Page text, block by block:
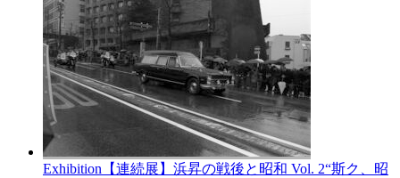
Exhibition 【連続展】浜昇の戦後と昭和 Vol. 2“斯ク、昭